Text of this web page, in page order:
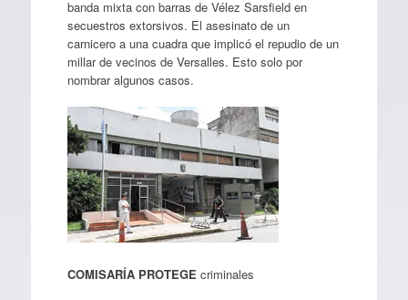
banda mixta con barras de Vélez Sarsfield en
secuestros extorsivos. El asesinato de un
carnicero a una cuadra que implicó el repudio de un
millar de vecinos de Versalles. Esto solo por
nombrar algunos casos.
COMISARÍA PROTEGE criminales